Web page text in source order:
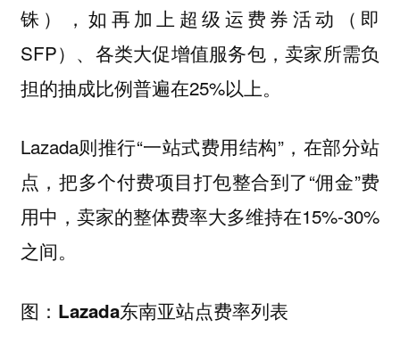
铢），如再加上超级运费券活动（即
SFP）、各类大促增值服务包，卖家所需负
担的抽成比例普遍在25%以上。
Lazada则推行“一站式费用结构”，在部分站
点，把多个付费项目打包整合到了“佣金”费
用中，卖家的整体费率大多维持在15%-30%
之间。
图：Lazada东南亚站点费率列表